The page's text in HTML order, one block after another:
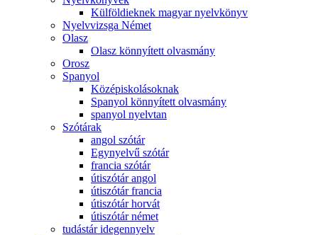
Külföldieknek magyar nyelvkönyv
Nyelvvizsga Német
Olasz
Olasz könnyített olvasmány
Orosz
Spanyol
Középiskolásoknak
Spanyol könnyített olvasmány
spanyol nyelvtan
Szótárak
angol szótár
Egynyelvű szótár
francia szótár
útiszótár angol
útiszótár francia
útiszótár horvát
útiszótár német
tudástár idegennyelv